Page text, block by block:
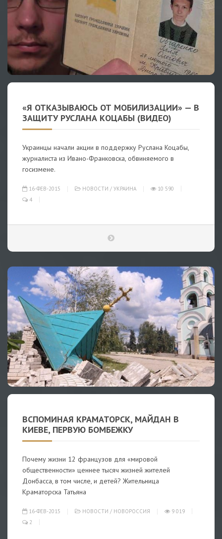
«Я ОТКАЗЫВАЮСЬ ОТ МОБИЛИЗАЦИИ» — В
ЗАЩИТУ РУСЛАНА КОЦАБЫ (ВИДЕО)
Украинцы начали акции в поддержку Руслана Коцабы,
журналиста из Ивано-Франковска, обвиняемого в
госизмене.
16-ФЕВ-2015 НОВОСТИ / УКРАИНА
10 590
4
ВСПОМИНАЯ КРАМАТОРСК, МАЙДАН В
КИЕВЕ, ПЕРВУЮ БОМБЕЖКУ
Почему жизни 12 французов для «мировой
общественности» ценнее тысяч жизней жителей
Донбасса, в том числе, и детей? Жительница
Краматорска Татьяна
16-ФЕВ-2015 НОВОСТИ / НОВОРОССИЯ
9 019
2